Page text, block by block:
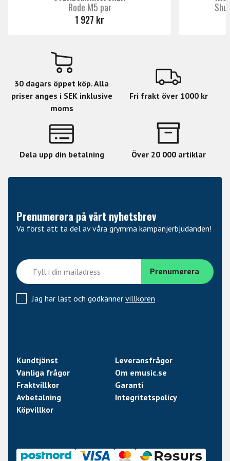
Rode M5 par
1 927 kr
30 dagars öppet köp. Alla
priser anges i SEK inklusive
moms
Fri frakt över 1000 kr
Dela upp din betalning Över 20 000 artiklar
Prenumerera på vårt nyhetsbrev
Va först att ta del av våra grymma kampanjerbjudanden!
Jag har läst och godkänner villkoren
Kundtjänst
Leveransfrågor
Vanliga frågor
Om emusic.se
Fraktvillkor
Garanti
Avbetalning
Integritetspolicy
Köpvillkor